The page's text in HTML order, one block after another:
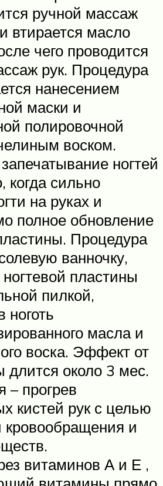
ручной массаж
втирается масло
чего проводится
рук. Процедура
нанесением
маски и
полировочной
воском.
ногтей
когда сильно
на руках и
полное обновление
Процедура
ванночку,
пластины
пилкой,
ноготь
масла и
воска. Эффект от
длится около 3 мес.
– прогрев
кистей рук с целью
кровообращения и
витаминов А и Е ,